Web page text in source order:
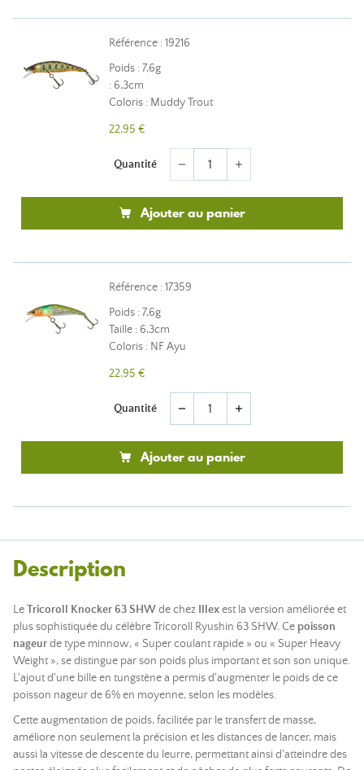
Référence : 19216
Poids : 7,6g
: 6,3cm
Coloris : Muddy Trout
22,95 €
Quantité remove add
Ajouter au panier
Référence : 17359
Poids : 7,6g
Taille : 6,3cm
Coloris : NF Ayu
22,95 €
Quantité remove add
Ajouter au panier
Description
LeTricoroll Knocker 63 SHWde chez Illexest la version améliorée et
plus sophistiquée du célèbre Tricoroll Ryushin 63 SHW. Ce poisson
nageurde type minnow, « Super coulant rapide » ou « Super Heavy
Weight », se distingue par son poids plus important et son son unique.
L'ajout d'une bille en tungstène a permis d'augmenter le poids de ce
poisson nageur de 6% en moyenne, selon les modèles.
Cette augmentation de poids, facilitée par le transfert de masse,
améliore non seulement la précision et les distances de lancer, mais
aussi la vitesse de descente du leurre, permettant ainsi d'atteindre des